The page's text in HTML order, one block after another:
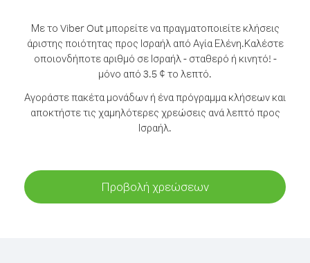
Με το Viber Out μπορείτε να πραγματοποιείτε κλήσεις
άριστης ποιότητας προς Ισραήλ από Αγία Ελένη.Καλέστε
οποιονδήποτε αριθμό σε Ισραήλ - σταθερό ή κινητό! -
μόνο από 3.5 ¢ το λεπτό.
Αγοράστε πακέτα μονάδων ή ένα πρόγραμμα κλήσεων και
αποκτήστε τις χαμηλότερες χρεώσεις ανά λεπτό προς
Ισραήλ.
Προβολή χρεώσεων